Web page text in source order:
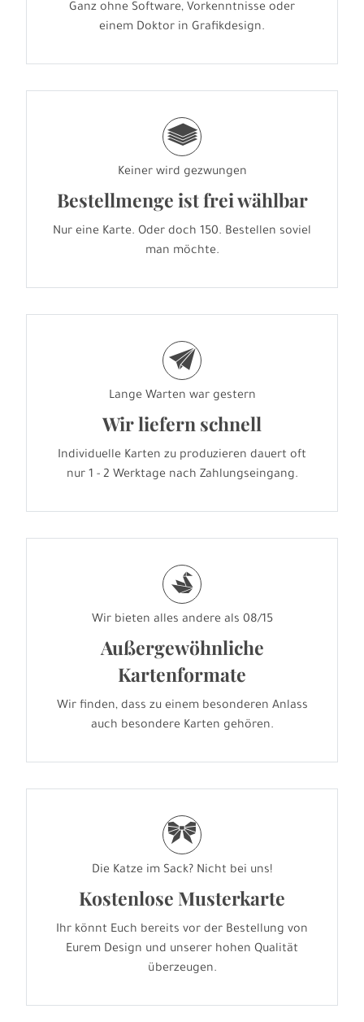
Ganz ohne Software, Vorkenntnisse oder
einem Doktor in Grafikdesign.
g
Keiner wird gezwungen
Bestellmenge ist frei wählbar
Nur eine Karte. Oder doch 150. Bestellen soviel
man möchte.
e
Lange Warten war gestern
Wir liefern schnell
Individuelle Karten zu produzieren dauert oft
nur 1 - 2 Werktage nach Zahlungseingang.
s
Wir bieten alles andere als 08/15
Außergewöhnliche
Kartenformate
Wir finden, dass zu einem besonderen Anlass
auch besondere Karten gehören.
r
Die Katze im Sack? Nicht bei uns!
Kostenlose Musterkarte
Ihr könnt Euch bereits vor der Bestellung von
Eurem Design und unserer hohen Qualität
überzeugen.